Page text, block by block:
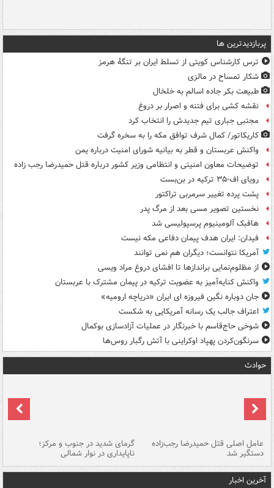
پربازدیدترین ها
ترس کارشناس کویتی از تسلط ایران بر تنگۀ هرمز
شکار تمساح در مالزی
طبیعت بکر جاده اسالم به خلخال
نقشه کشی برای فتنه و اصرار بر دروغ
مجتبی جباری تیم جدیدش را انتخاب کرد
کاریکاتور/ کمال شرف توافق مکه را به سخره گرفت
واکنش عربستان و قطر به بیانیه شورای امنیت درباره یمن
توضیحات معاون امنیتی و انتظامی وزیر کشور درباره قتل حمیدرضا رجب زاده
رویای اف-۳۵ ترکیه در بن‌بست
پشت پرده تغییر سرمربی تراکتور
نخستین تصویر مسی بعد از مرگ پدر
هافبک آلومینیوم پرسپولیسی شد
فیدان: ایران هدف پیمان دفاعی مکه نیست
آمریکا نتوانست؛ دیگران هم نمی توانند
از مظلوم‌نمایی براندازها تا افشای دروغ مراد ویسی
واکنش کنایه‌آمیز به عضویت ترکیه در پیمان مشترک با عربستان
جان دوباره نگین فیروزه ای ایران «دریاچه ارومیه»
اعتراف جالب یک رسانه آمریکایی به شکست
شوخی حاج‌قاسم با خبرنگار در عملیات آزادسازی بوکمال
سرنگون‌کردن پهپاد اوکراینی با آتش رگبار روس‌ها
حوادث
عامل اصلی قتل حمیدرضا رجب‌زاده
دستگیر شد
گرمای شدید در جنوب و مرکز؛
ناپایداری در نوار شمالی
آخرین اخبار